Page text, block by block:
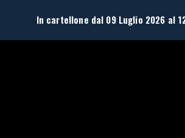
In cartellone dal 09 Luglio 2026 al